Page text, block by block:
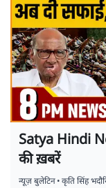
Satya Hindi
की ख़बरें
न्यूज़ बुलेटिन•कृति सिंह